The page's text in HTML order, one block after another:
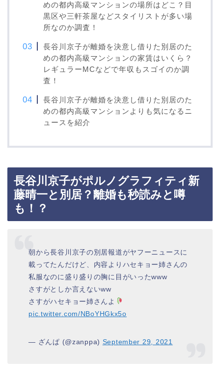
めの都内高級マンションの場所はどこ？目
黒区や三軒茶屋などスタイリストが多い場
所なのか調査！
長谷川京子が離婚を決意し借りた別居のた
めの都内高級マンションの家賃はいくら？
レギュラーMCなどで年収もスゴイのか調
査！
長谷川京子が離婚を決意し借りた別居のた
めの都内高級マンションよりも気になるニ
ュースを紹介
長谷川京子がポルノグラフィティ新
藤晴一と別居？離婚も秒読みと噂
も！？
朝から長谷川京子の別居報道がヤフーニュースに
載ってたんだけど、内容よりハセキョー姉さんの
私服なのに盛り盛りの胸に目がいったwww
さすがとしか言えないww
さすがハセキョー姉さんよ
pic.twitter.com/NBoYHGkx5o
— ざんぱ (@zanppa) September 29, 2021